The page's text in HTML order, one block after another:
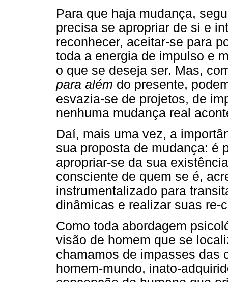
Para que haja mudança,
precisa se apropriar de si e
reconhecer, aceitar-se para
toda a energia de impulso e
o que se deseja ser. Mas,
para além do presente,
esvazia-se de projetos, de
nenhuma mudança real
Daí, mais uma vez, a
sua proposta de mudança: é
apropriar-se da sua
consciente de quem se é,
instrumentalizado para
dinâmicas e realizar suas re-
Como toda abordagem
visão de homem que se
chamamos de impasses das
homem-mundo, inato-